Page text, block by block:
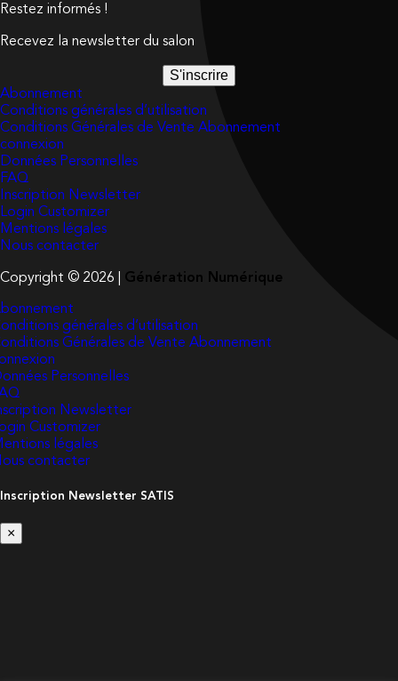
Restez informés !
Recevez la newsletter du salon
S'inscrire
Abonnement
Conditions générales d’utilisation
Conditions Générales de Vente Abonnement
connexion
Données Personnelles
FAQ
Inscription Newsletter
Login Customizer
Mentions légales
Nous contacter
Copyright © 2026 | Génération Numérique
générales d’utilisation
Générales de Vente Abonnement
Personnelles
Newsletter
Customizer
légales
contacter
Inscription Newsletter SATIS
×